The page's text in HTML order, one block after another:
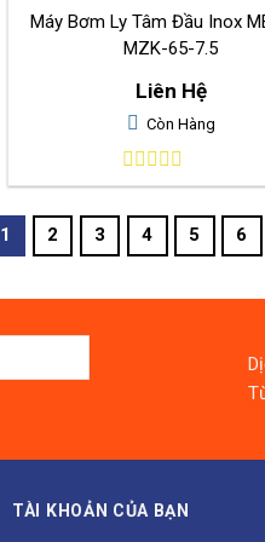
Máy Bơm Ly Tâm Đầu Inox
MZK-65-7.5
Liên Hệ
Còn Hàng
0
1 2 3 4 5 6
TÀI KHOẢN CỦA BẠN